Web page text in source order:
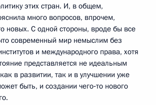
этих стран. И, в общем,
много вопросов, впрочем,
новых. С одной стороны, вроде бы все
современный мир немыслим без
и международного права, хотя
представляется не идеальным
в развитии, так и в улучшении уже
быть, и создании чего‑то нового